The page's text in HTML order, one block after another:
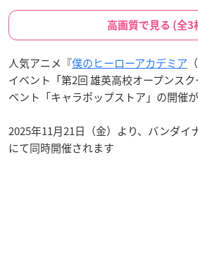
高画質で見る (全3
人気アニメ『僕のヒーローアカデミア
イベント「第2回 雄英高校オープンス
ベント「キャラポップストア」の開催
2025年11月21日（金）より、バンダイ
にて同時開催されます